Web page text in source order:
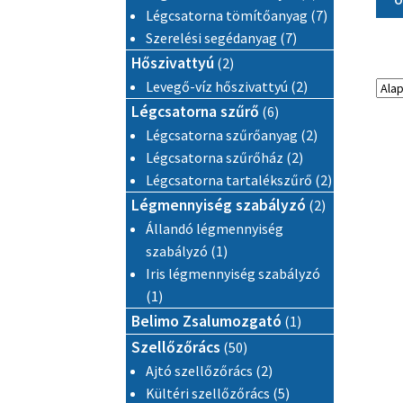
Légcsatorna tömítőanyag 77 termék
Szerelési segédanyag 77 termék
Hőszivattyú 22 termék
Levegő-víz hőszivattyú 22 termék
Légcsatorna szűrő 66 termék
Légcsatorna szűrőanyag 22 termék
Légcsatorna szűrőház 22 termék
Légcsatorna tartalékszűrő 22 termék
Légmennyiség szabályzó 22 termék
Állandó légmennyiség
szabályzó 11 termék
Iris légmennyiség szabályzó
11 termék
Belimo Zsalumozgató 11 termék
Szellőzőrács 5050 termék
Ajtó szellőzőrács 22 termék
Kültéri szellőzőrács 55 termék